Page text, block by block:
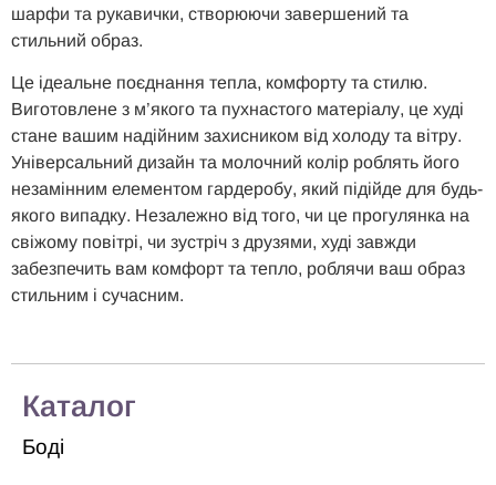
шарфи та рукавички, створюючи завершений та
стильний образ.
Це ідеальне поєднання тепла, комфорту та стилю.
Виготовлене з м’якого та пухнастого матеріалу, це худі
стане вашим надійним захисником від холоду та вітру.
Універсальний дизайн та молочний колір роблять його
незамінним елементом гардеробу, який підійде для будь-
якого випадку. Незалежно від того, чи це прогулянка на
свіжому повітрі, чи зустріч з друзями, худі завжди
забезпечить вам комфорт та тепло, роблячи ваш образ
стильним і сучасним.
Каталог
Боді